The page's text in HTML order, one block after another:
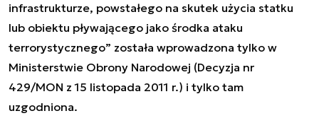
infrastrukturze, powstałego na skutek użycia statku
lub obiektu pływającego jako środka ataku
terrorystycznego” została wprowadzona tylko w
Ministerstwie Obrony Narodowej (Decyzja nr
429/MON z 15 listopada 2011 r.) i tylko tam
uzgodniona.